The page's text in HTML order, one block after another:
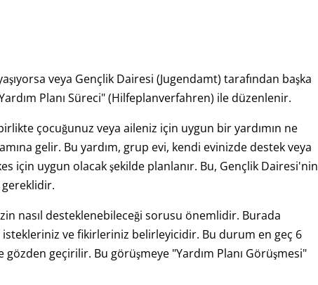
veya Gençlik Dairesi (Jugendamt) tarafından başka
Planı Süreci" (Hilfeplanverfahren) ile düzenlenir.
çocuğunuz veya aileniz için uygun bir yardımın ne
gelir. Bu yardım, grup evi, kendi evinizde destek veya
için uygun olacak şekilde planlanır. Bu, Gençlik Dairesi'nin
gereklidir.
nasıl desteklenebileceği sorusu önemlidir. Burada
ve fikirleriniz belirleyicidir. Bu durum en geç 6
geçirilir. Bu görüşmeye "Yardım Planı Görüşmesi"